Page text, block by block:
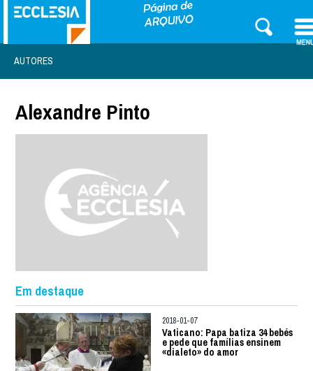
AUTORES
Alexandre Pinto
Em destaque
2018-01-07
Vaticano: Papa batiza 34 bebés
e pede que famílias ensinem
«dialeto» do amor